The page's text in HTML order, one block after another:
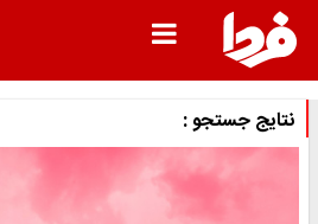
نتایج جستجو :